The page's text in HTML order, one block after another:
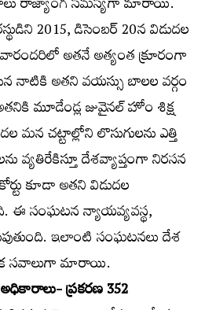
రాజ్యాంగ సమస్యగా మారాయి.
2015, డిసెంబర్ 20న విడుదల
అతనే అత్యంత క్రూరంగా
నాటికి అతని వయస్సు బాలల వర్గం
మూడేండ్ల జువైనల్ హోం శిక్ష
మన చట్టాల్లోని లొసుగులను ఎత్తి
వ్యతిరేకిస్తూ దేశవ్యాప్తంగా నిరసన
కూడా అతని విడుదల
ఈ సంఘటన న్యాయవ్యవస్థ,
ఇలాంటి సంఘటనలు దేశ
సవాలుగా మారాయి.
ప్రకరణ 352